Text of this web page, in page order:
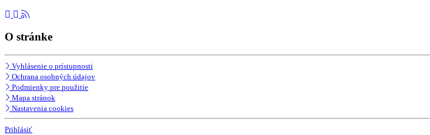
O stránke
Vyhlásenie o prístupnosti
Ochrana osobných údajov
Podmienky pre použitie
Mapa stránok
Nastavenia cookies
Prihlásiť